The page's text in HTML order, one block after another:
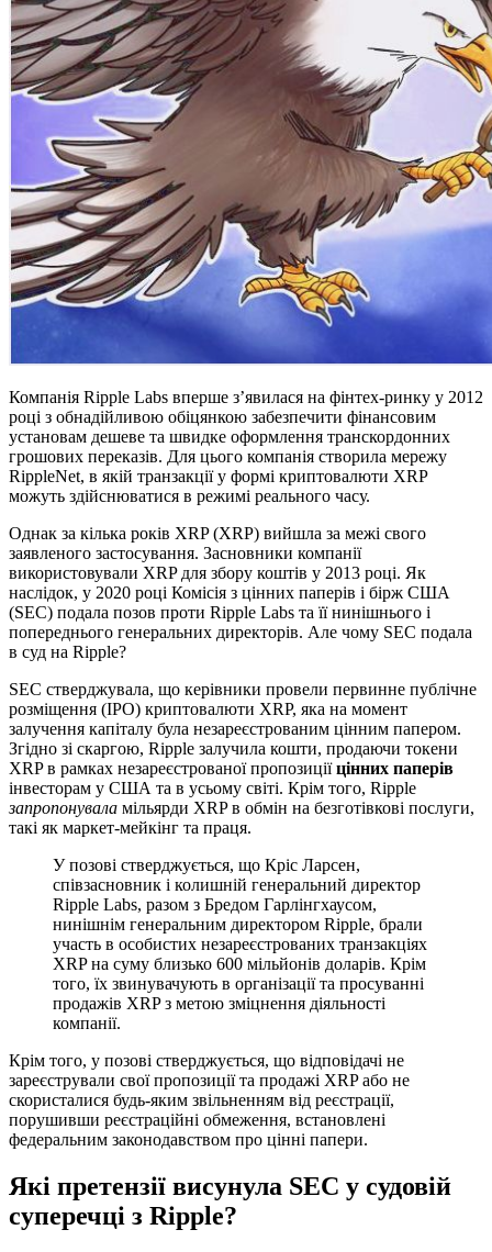
Компанія Ripple Labs вперше з’явилася на фінтех-ринку у 2012
році з обнадійливою обіцянкою забезпечити фінансовим
установам дешеве та швидке оформлення транскордонних
грошових переказів. Для цього компанія створила мережу
RippleNet, в якій транзакції у формі криптовалюти XRP
можуть здійснюватися в режимі реального часу.
Однак за кілька років XRP (XRP) вийшла за межі свого
заявленого застосування. Засновники компанії
використовували XRP для збору коштів у 2013 році. Як
наслідок, у 2020 році Комісія з цінних паперів і бірж США
(SEC) подала позов проти Ripple Labs та її нинішнього і
попереднього генеральних директорів. Але чому SEC подала
в суд на Ripple?
SEC стверджувала, що керівники провели первинне публічне
розміщення (IPO) криптовалюти XRP, яка на момент
залучення капіталу була незареєстрованим цінним папером.
Згідно зі скаргою, Ripple залучила кошти, продаючи токени
XRP в рамках незареєстрованої пропозиціїцінних паперів
інвесторам у США та в усьому світі. Крім того, Ripple
запропонувала мільярди XRP в обмін на безготівкові послуги,
такі як маркет-мейкінг та праця.
У позові стверджується, що Кріс Ларсен,
співзасновник і колишній генеральний директор
Ripple Labs, разом з Бредом Гарлінгхаусом,
нинішнім генеральним директором Ripple, брали
участь в особистих незареєстрованих транзакціях
XRP на суму близько 600 мільйонів доларів. Крім
того, їх звинувачують в організації та просуванні
продажів XRP з метою зміцнення діяльності
компанії.
Крім того, у позові стверджується, що відповідачі не
зареєстрували свої пропозиції та продажі XRP або не
скористалися будь-яким звільненням від реєстрації,
порушивши реєстраційні обмеження, встановлені
федеральним законодавством про цінні папери.
Які претензії висунула SEC у судовій
суперечці з Ripple?